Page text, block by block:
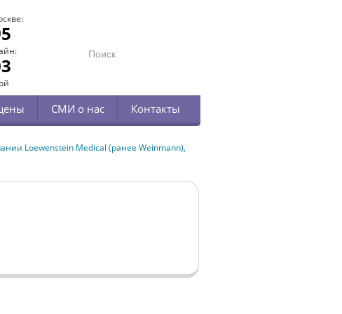
СМИ о нас Контакты
Loewenstein Medical (ранее Weinmann),